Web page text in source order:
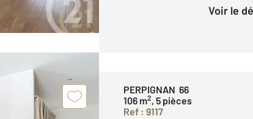
Voir le
PERPIGNAN 66
106 m2, 5 pièces
Ref : 9117